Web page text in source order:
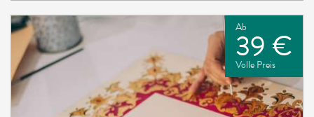
Ab
39 €
Volle Preis